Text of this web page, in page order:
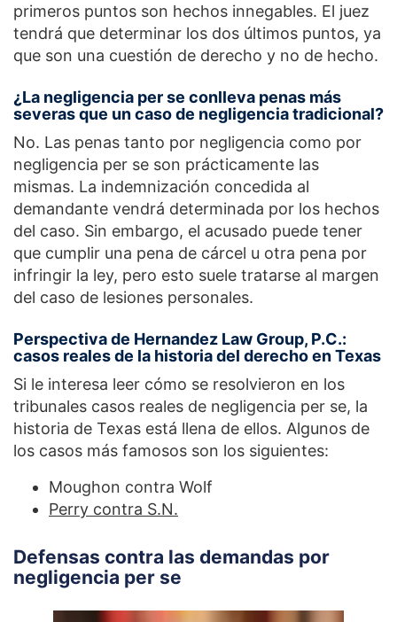
primeros puntos son hechos innegables. El juez
tendrá que determinar los dos últimos puntos, ya
que son una cuestión de derecho y no de hecho.
¿La negligencia per se conlleva penas más
severas que un caso de negligencia tradicional?
No. Las penas tanto por negligencia como por
negligencia per se son prácticamente las
mismas. La indemnización concedida al
demandante vendrá determinada por los hechos
del caso. Sin embargo, el acusado puede tener
que cumplir una pena de cárcel u otra pena por
infringir la ley, pero esto suele tratarse al margen
del caso de lesiones personales.
Perspectiva de Hernandez Law Group, P.C.:
casos reales de la historia del derecho en Texas
Si le interesa leer cómo se resolvieron en los
tribunales casos reales de negligencia per se, la
historia de Texas está llena de ellos. Algunos de
los casos más famosos son los siguientes:
Moughon contra Wolf
Perry contra S.N.
Defensas contra las demandas por
negligencia per se